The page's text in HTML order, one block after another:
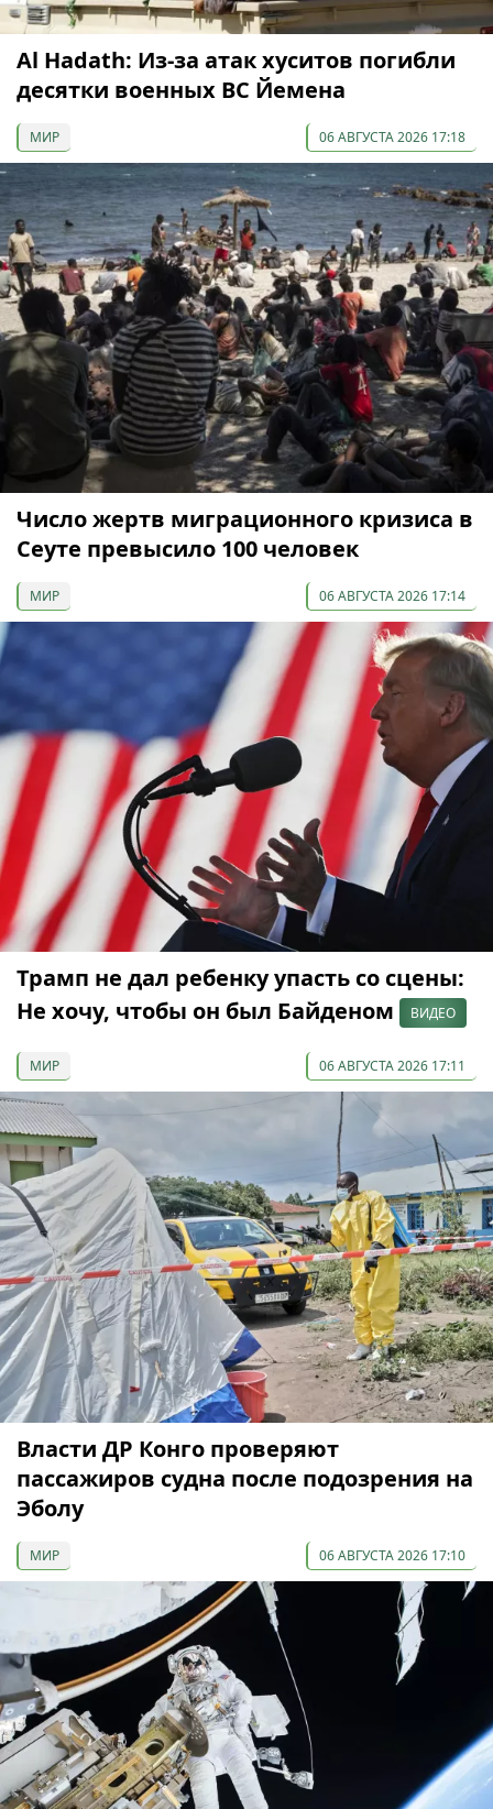
Al Hadath: Из-за атак хуситов погибли
десятки военных ВС Йемена
МИР 06 АВГУСТА 2026 17:18
Число жертв миграционного кризиса в
Сеуте превысило 100 человек
МИР 06 АВГУСТА 2026 17:14
Трамп не дал ребенку упасть со сцены:
Не хочу, чтобы он был Байденом
ВИДЕО
МИР 06 АВГУСТА 2026 17:11
Власти ДР Конго проверяют
пассажиров судна после подозрения на
Эболу
МИР 06 АВГУСТА 2026 17:10